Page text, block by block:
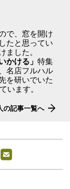
で、窓を開け
たと思ってい
ました。
かける」 特集
名店フルハル
を研いでいた
います。
の記事一覧へ